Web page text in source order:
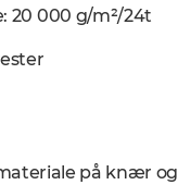
20 000 g/m²/24t
på knær